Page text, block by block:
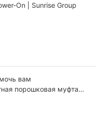
On | Sunrise Group
вам
порошковая муфта